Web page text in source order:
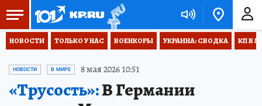
НОВОСТИ ТОЛЬКО У НАС ВОЕНКОРЫ УКРАИНА: СВОДКА КП В
НОВОСТИ В МИРЕ 8 мая 2026 10:51
«Трусость»:В Германии